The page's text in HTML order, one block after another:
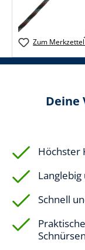
Zum
Deine
Höchster
Langlebig
Schnell